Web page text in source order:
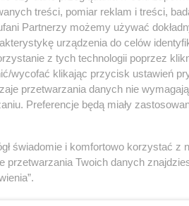
Z tego powodu w sobotę, 27
– od Konwiktorskiej
Bonifraterskiej, między
przejazd przez plac
osoby jadące ulicą
na placu Teatralnym nie
Dopuszczony będzie
wjazdu na
treści, pomiar reklam i treści,
Partnerzy możemy używać
urządzenia do celów
z tych technologii poprzez
wycofać klikając przycisk ustawień
przetwarzania danych nie
Preferencje będą miały
świadomie i komfortowo korzystać z
przetwarzania Twoich danych